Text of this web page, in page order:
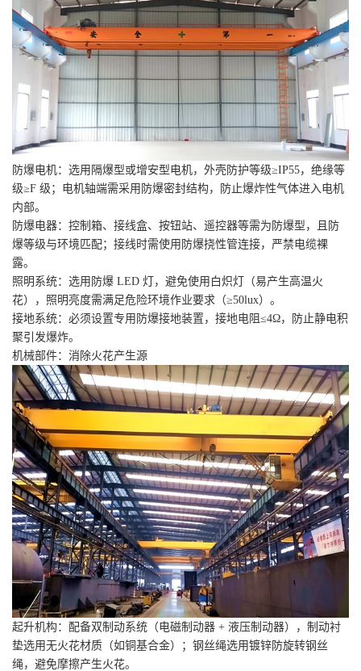
防爆电机：选用隔爆型或增安型电机，外壳防护等级≥IP55，绝缘等
级≥F 级；电机轴端需采用防爆密封结构，防止爆炸性气体进入电机
内部。
防爆电器：控制箱、接线盒、按钮站、遥控器等需为防爆型，且防
爆等级与环境匹配；接线时需使用防爆挠性管连接，严禁电缆裸
露。
照明系统：选用防爆 LED 灯，避免使用白炽灯（易产生高温火
花），照明亮度需满足危险环境作业要求（≥50lux）。
接地系统：必须设置专用防爆接地装置，接地电阻≤4Ω，防止静电积
聚引发爆炸。
机械部件：消除火花产生源
起升机构：配备双制动系统（电磁制动器 + 液压制动器），制动衬
垫选用无火花材质（如铜基合金）；钢丝绳选用镀锌防旋转钢丝
绳，避免摩擦产生火花。